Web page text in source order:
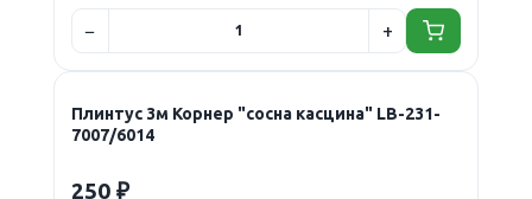
Плинтус 3м Корнер "сосна касцина" LB-231-
7007/6014
250 ₽